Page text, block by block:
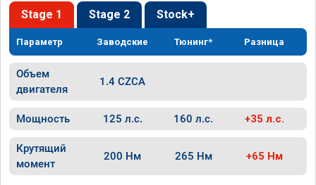
Stage 1 Stage 2 Stock+
Параметр Заводские Тюнинг* Разница
Объем
двигателя
1.4 CZCA
Мощность 125 л.с. 160 л.с. +35 л.с.
Крутящий
момент
200 Нм 265 Нм +65 Нм